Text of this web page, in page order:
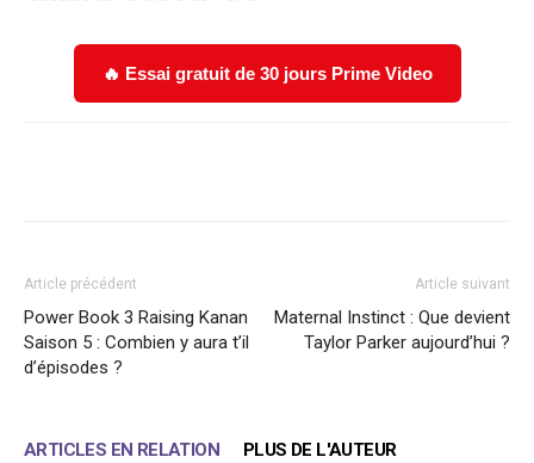
🔥 Essai gratuit de 30 jours Prime Video
Article précédent
Power Book 3 Raising Kanan
Saison 5 : Combien y aura t’il
d’épisodes ?
Article suivant
Maternal Instinct : Que devient
Taylor Parker aujourd’hui ?
ARTICLES EN RELATION PLUS DE L'AUTEUR